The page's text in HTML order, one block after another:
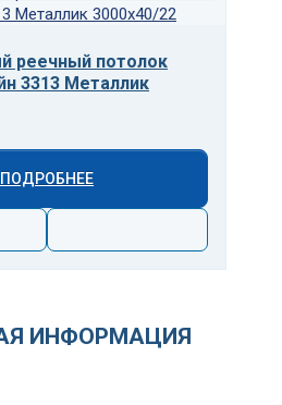
реечный потолок
3313 Металлик
ПОДРОБНЕЕ
ИНФОРМАЦИЯ